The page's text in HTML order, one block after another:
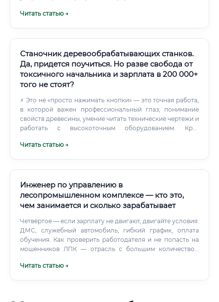
расходу топлива, стоимости обслуживания и
Разрабатывает нормы расхода ресурсов — топлива,
смазочных материалов, запасных частей ✅ Контролирует
эксплуатацию энергетического оборудования:
дизельные генераторы, насосные станции,
составляет технические задания, оценивает
коммерческие предложения ✅ Внедряет системы
точного земледелия: GPS-навигация, автопилоты,
датчики урожайности ✅ Управляет ремонтными
задачи немного другие.
Читать статью →
Станочник деревообрабатывающих станков.
Да, придется поучиться. Но разве свобода от
токсичного начальника и зарплата в 200 000+
того не стоят?
⚡ Это не «просто нажимать кнопки» — это точная работа,
в которой важен профессиональный глаз, понимание
свойств древесины, умение читать технические чертежи и
работать с высокоточным оборудованием. Круг
Обязанности станочника деревообрабатывающих
Читать статью →
Инженер по управлению в
лесопромышленном комплексе — кто это,
чем занимается и сколько зарабатывает
Четвёртое — если зарплату не двигают, двигайте условия:
ДМС, служебный автомобиль, гибкий график, оплата
обучения. Как проверить работодателя и не попасть на
мошенников ЛПК — отрасль с большим количеством
компании с серыми схемами, задержками зарплат и
Читать статью →